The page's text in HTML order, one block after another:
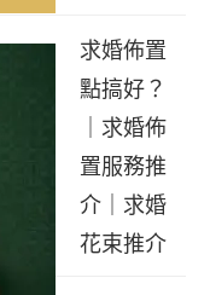
求婚佈置
點搞好？
｜求婚佈
置服務推
介｜求婚
花束推介